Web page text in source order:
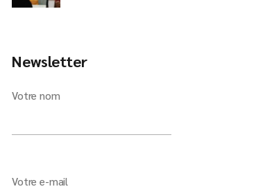
Newsletter
Votre nom
Votre e-mail